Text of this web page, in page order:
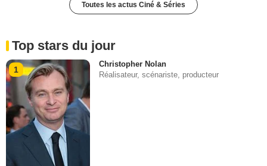
Toutes les actus Ciné & Séries
Top stars du jour
1
Christopher Nolan
Réalisateur, scénariste, producteur